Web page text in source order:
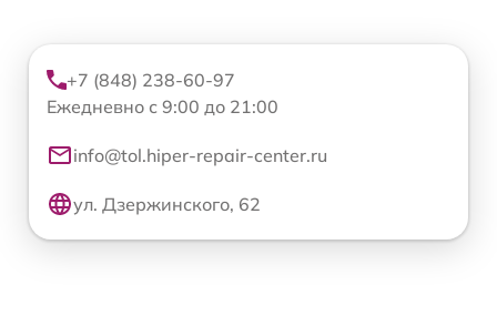
+7 (848) 238-60-97
Ежедневно с 9:00 до 21:00
info@tol.hiper-repair-center.ru
ул. Дзержинского, 62